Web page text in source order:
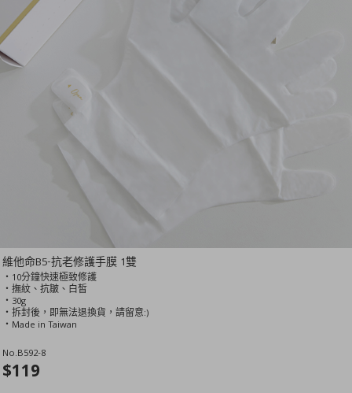
維他命B5-抗老修護手膜 1雙
‧10分鐘快速極致修護
‧撫紋、抗皺、白皙
‧30g
‧拆封後，即無法退換貨，請留意:)
‧Made in Taiwan
No.B592-8
$119